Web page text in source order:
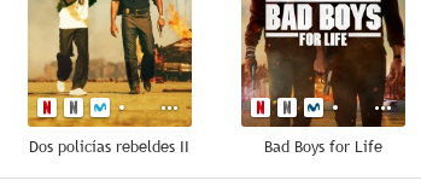
Dos policías rebeldes II Bad Boys for Life